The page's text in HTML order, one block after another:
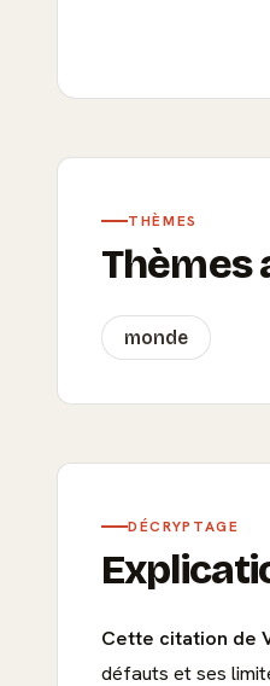
THÈMES
Thèmes
monde
DÉCRYPTAGE
Cette citation de
défauts et ses